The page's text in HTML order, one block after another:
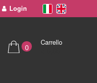
Login
0
Carrello